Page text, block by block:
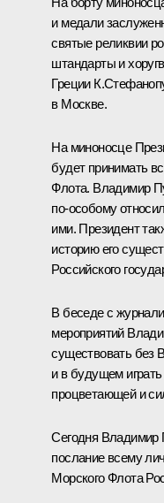
и медали
святые реликвии
штандарты и
Греции
в Москве.
На миноносце
будет принимать
Флота. Владимир
по‑особому
ими. Президент
историю его
Российского
В беседе с
мероприятий
существовать без
и в будущем
процветающей и
Сегодня Владимир
послание всему
Морского Флота